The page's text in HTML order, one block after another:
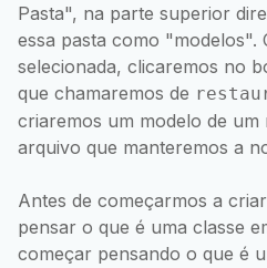
Pasta", na parte superior
essa pasta como "modelos".
selecionada, clicaremos no
que chamaremos de
criaremos um modelo de um
arquivo que manteremos a
Antes de começarmos a
pensar o que é uma classe
começar pensando o que é